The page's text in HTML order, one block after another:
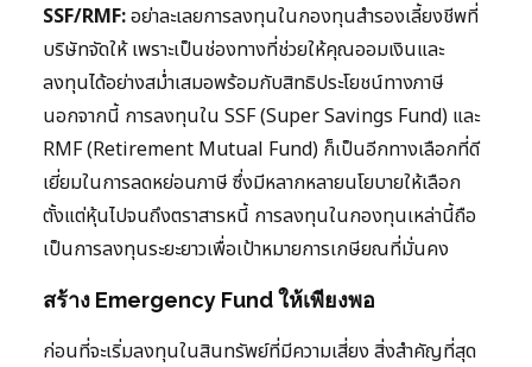
SSF/RMF:อย่าละเลยการลงทุนในกองทุนสำรองเลี้ยงชีพที่
บริษัทจัดให้ เพราะเป็นช่องทางที่ช่วยให้คุณออมเงินและ
ลงทุนได้อย่างสม่ำเสมอพร้อมกับสิทธิประโยชน์ทางภาษี
นอกจากนี้ การลงทุนใน SSF (Super Savings Fund) และ
RMF (Retirement Mutual Fund) ก็เป็นอีกทางเลือกที่ดี
เยี่ยมในการลดหย่อนภาษี ซึ่งมีหลากหลายนโยบายให้เลือก
ตั้งแต่หุ้นไปจนถึงตราสารหนี้ การลงทุนในกองทุนเหล่านี้ถือ
เป็นการลงทุนระยะยาวเพื่อเป้าหมายการเกษียณที่มั่นคง
สร้าง Emergency Fund ให้เพียงพอ
ก่อนที่จะเริ่มลงทุนในสินทรัพย์ที่มีความเสี่ยง สิ่งสำคัญที่สุด